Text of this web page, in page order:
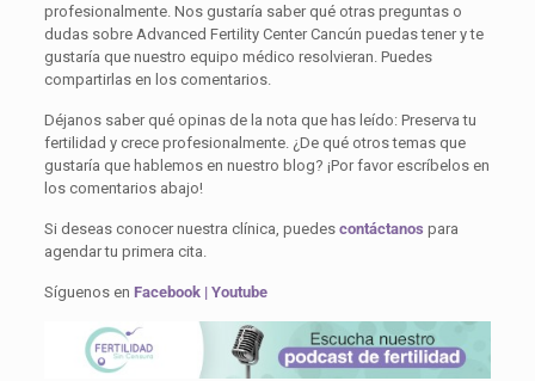
profesionalmente. Nos gustaría saber qué otras preguntas o
dudas sobre Advanced Fertility Center Cancún puedas tener y te
gustaría que nuestro equipo médico resolvieran. Puedes
compartirlas en los comentarios.
Déjanos saber qué opinas de la nota que has leído: Preserva tu
fertilidad y crece profesionalmente. ¿De qué otros temas que
gustaría que hablemos en nuestro blog? ¡Por favor escríbelos en
los comentarios abajo!
Si deseas conocer nuestra clínica, puedes contáctanos para
agendar tu primera cita.
Síguenos en Facebook| Youtube